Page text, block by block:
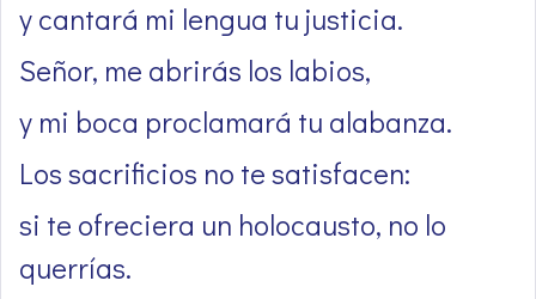
y cantará mi lengua tu justicia.
Señor, me abrirás los labios,
y mi boca proclamará tu alabanza.
Los sacrificios no te satisfacen:
si te ofreciera un holocausto, no lo
querrías.